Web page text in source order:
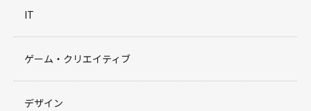
IT
ゲーム・クリエイティブ
デザイン